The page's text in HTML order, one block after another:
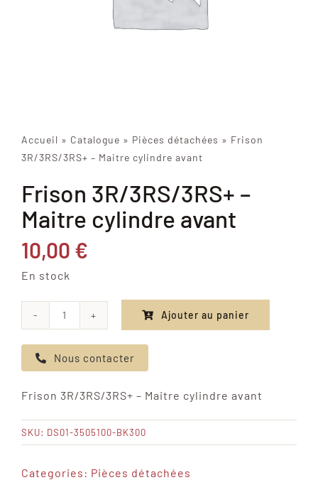
Accueil » Catalogue » Pièces détachées » Frison
3R/3RS/3RS+ – Maitre cylindre avant
Frison 3R/3RS/3RS+ –
Maitre cylindre avant
10,00 €
En stock
de
Frison
-
Maitre
cylindre
Ajouter au panier
Nous contacter
Frison 3R/3RS/3RS+ – Maitre cylindre avant
SKU: DS01-3505100-BK300
Categories: Pièces détachées